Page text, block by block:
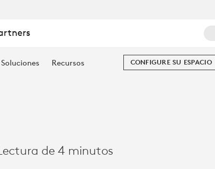
Soluciones Recursos CONFIGURE SU ESPACIO
de 4 minutos